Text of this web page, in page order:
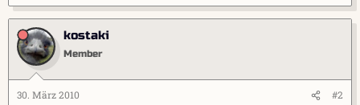
kostaki
Member
30. März 2010 #2